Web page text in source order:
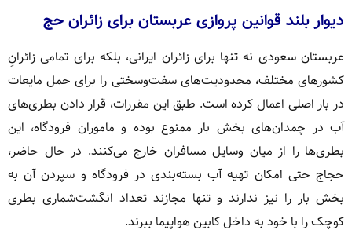
دیوار بلند قوانین پروازی عربستان برای زائران حج
عربستان سعودی نه تنها برای زائران ایرانی، بلکه برای تمامی زائرانِ
کشور‌های مختلف، محدودیت‌های سفت‌وسختی را برای حمل مایعات
در بار اصلی اعمال کرده است. طبق این مقررات، قرار دادن بطری‌های
آب در چمدان‌های بخش بار ممنوع بوده و ماموران فرودگاه، این
بطری‌ها را از میان وسایل مسافران خارج می‌کنند. در حال حاضر،
حجاج حتی امکان تهیه آب بسته‌بندی در فرودگاه و سپردن آن به
بخش بار را نیز ندارند و تنها مجازند تعداد انگشت‌شماری بطری
کوچک را با خود به داخل کابین هواپیما ببرند.